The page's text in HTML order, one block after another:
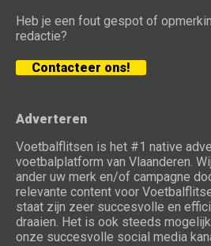
Heb je een fout gespot of
redactie?
Contacteer ons!
Adverteren
Voetbalflitsen is het #1 native
voetbalplatform van Vlaanderen.
ander uw merk en/of campagne
relevante content voor
staat zijn zeer succesvolle en
draaien. Het is ook steeds
onze succesvolle social media